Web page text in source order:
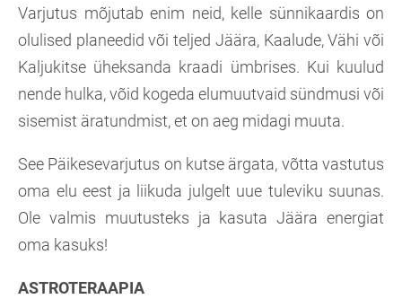
Varjutus mõjutab enim neid, kelle sünnikaardis on
olulised planeedid või teljed Jäära, Kaalude, Vähi või
Kaljukitse üheksanda kraadi ümbrises. Kui kuulud
nende hulka, võid kogeda elumuutvaid sündmusi või
sisemist äratundmist, et on aeg midagi muuta.
See Päikesevarjutus on kutse ärgata, võtta vastutus
oma elu eest ja liikuda julgelt uue tuleviku suunas.
Ole valmis muutusteks ja kasuta Jäära energiat
oma kasuks!
ASTROTERAAPIA